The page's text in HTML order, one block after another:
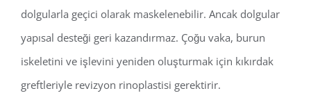
dolgularla geçici olarak maskelenebilir. Ancak dolgular
yapısal desteği geri kazandırmaz. Çoğu vaka, burun
iskeletini ve işlevini yeniden oluşturmak için kıkırdak
greftleriyle revizyon rinoplastisi gerektirir.